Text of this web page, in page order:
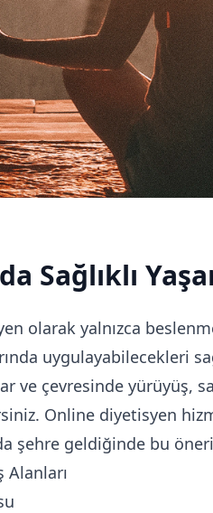
Sağlıklı
olarak yalnızca
uygulayabilecekleri
ve çevresinde yürüyüş,
Online diyetisyen
da şehre geldiğinde bu
Alanları